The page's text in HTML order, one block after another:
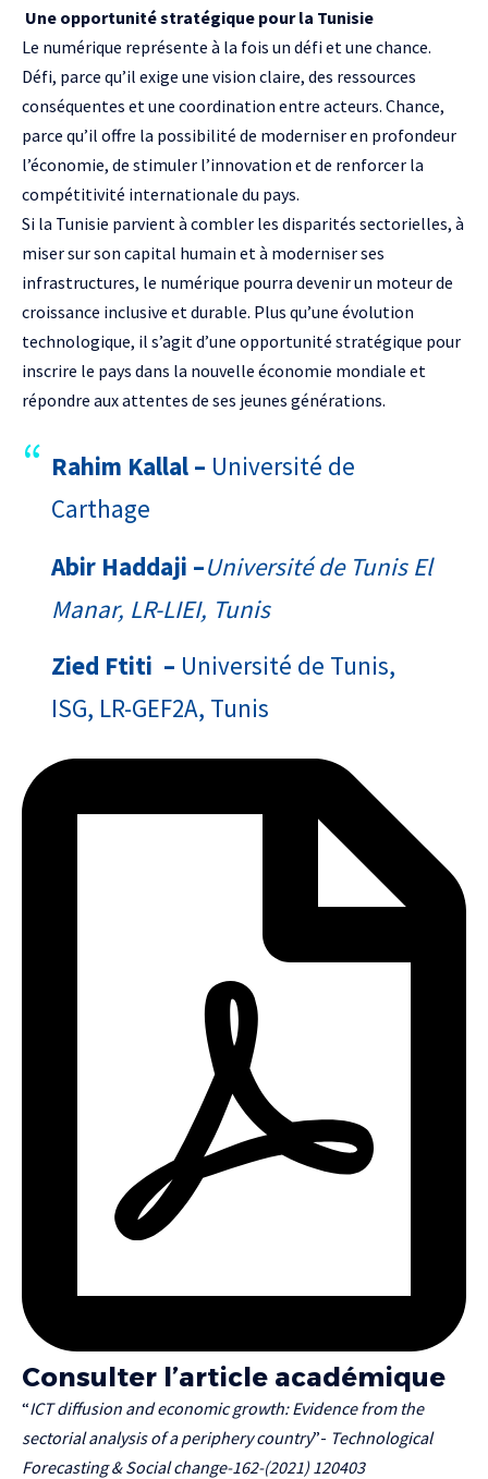
Une opportunité stratégique pour la Tunisie
Le numérique représente à la fois un défi et une chance.
Défi, parce qu’il exige une vision claire, des ressources
conséquentes et une coordination entre acteurs. Chance,
parce qu’il offre la possibilité de moderniser en profondeur
l’économie, de stimuler l’innovation et de renforcer la
compétitivité internationale du pays.
Si la Tunisie parvient à combler les disparités sectorielles, à
miser sur son capital humain et à moderniser ses
infrastructures, le numérique pourra devenir un moteur de
croissance inclusive et durable. Plus qu’une évolution
technologique, il s’agit d’une opportunité stratégique pour
inscrire le pays dans la nouvelle économie mondiale et
répondre aux attentes de ses jeunes générations.
Rahim Kallal – Université de
Carthage
Abir Haddaji –Université de Tunis El
Manar, LR-LIEI, Tunis
Zied Ftiti – Université de Tunis,
ISG, LR-GEF2A, Tunis
Consulter l’article académique
“ICT diffusion and economic growth: Evidence from the
sectorial analysis of a periphery country”- Technological
Forecasting &Social change-162-(2021) 120403